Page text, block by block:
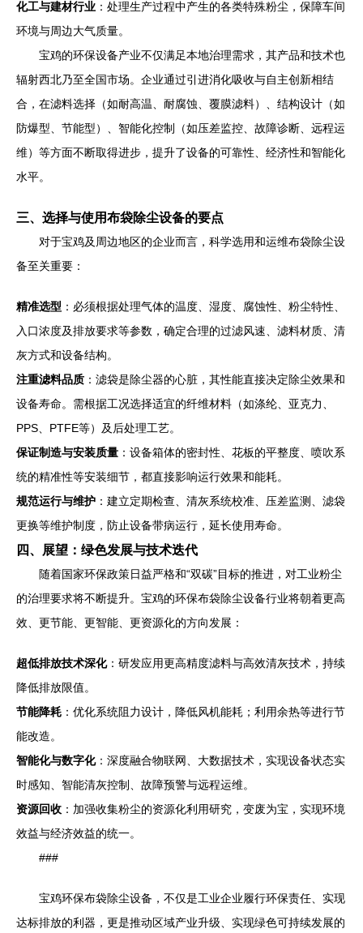
化工与建材行业 ：处理生产过程中产生的各类特殊粉尘，保障车间
环境与周边大气质量。
宝鸡的环保设备产业不仅满足本地治理需求，其产品和技术也
辐射西北乃至全国市场。企业通过引进消化吸收与自主创新相结
合，在滤料选择（如耐高温、耐腐蚀、覆膜滤料）、结构设计（如
防爆型、节能型）、智能化控制（如压差监控、故障诊断、远程运
维）等方面不断取得进步，提升了设备的可靠性、经济性和智能化
水平。
三、选择与使用布袋除尘设备的要点
对于宝鸡及周边地区的企业而言，科学选用和运维布袋除尘设
备至关重要：
精准选型 ：必须根据处理气体的温度、湿度、腐蚀性、粉尘特性、
入口浓度及排放要求等参数，确定合理的过滤风速、滤料材质、清
灰方式和设备结构。
注重滤料品质 ：滤袋是除尘器的心脏，其性能直接决定除尘效果和
设备寿命。需根据工况选择适宜的纤维材料（如涤纶、亚克力、
PPS、PTFE等）及后处理工艺。
保证制造与安装质量 ：设备箱体的密封性、花板的平整度、喷吹系
统的精准性等安装细节，都直接影响运行效果和能耗。
规范运行与维护 ：建立定期检查、清灰系统校准、压差监测、滤袋
更换等维护制度，防止设备带病运行，延长使用寿命。
四、展望：绿色发展与技术迭代
随着国家环保政策日益严格和“双碳”目标的推进，对工业粉尘
的治理要求将不断提升。宝鸡的环保布袋除尘设备行业将朝着更高
效、更节能、更智能、更资源化的方向发展：
超低排放技术深化：研发应用更高精度滤料与高效清灰技术，持续
降低排放限值。
节能降耗 ：优化系统阻力设计，降低风机能耗；利用余热等进行节
能改造。
智能化与数字化：深度融合物联网、大数据技术，实现设备状态实
时感知、智能清灰控制、故障预警与远程运维。
资源回收 ：加强收集粉尘的资源化利用研究，变废为宝，实现环境
效益与经济效益的统一。
###
宝鸡环保布袋除尘设备，不仅是工业企业履行环保责任、实现
达标排放的利器，更是推动区域产业升级、实现绿色可持续发展的